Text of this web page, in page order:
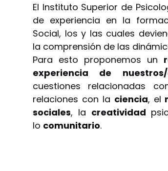
El Instituto Superior de
de experiencia en la
Social, los y las cuales
la comprensión de las
Para esto proponemos un
experiencia de
cuestiones relacionadas
relaciones con la ciencia, el
sociales, la creatividad
lo comunitario.